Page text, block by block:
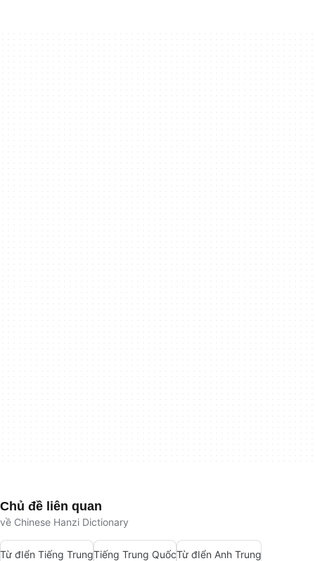
Chủ đề liên quan
về Chinese Hanzi Dictionary
Từ đIển Tiếng TrungTiếng Trung QuốcTừ đIển Anh Trung